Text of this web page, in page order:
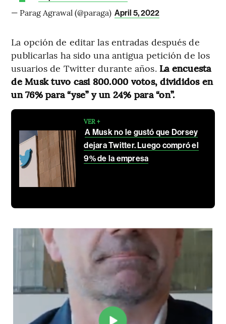
— Parag Agrawal (@paraga) April 5, 2022
La opción de editar las entradas después de
publicarlas ha sido una antigua petición de los
usuarios de Twitter durante años.La encuesta
de Musk tuvo casi 800.000 votos, divididos en
un 76% para “yse” y un 24% para “on”.
VER +
A Musk no le gustó que Dorsey
dejara Twitter. Luego compró el
9% de la empresa